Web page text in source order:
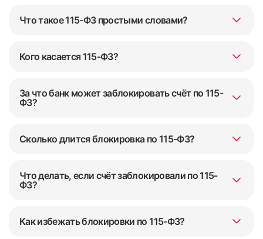
Что такое 115-ФЗ простыми словами?
Кого касается 115-ФЗ?
За что банк может заблокировать счёт по 115-
ФЗ?
Сколько длится блокировка по 115-ФЗ?
Что делать, если счёт заблокировали по 115-
ФЗ?
Как избежать блокировки по 115-ФЗ?